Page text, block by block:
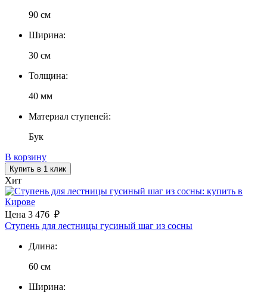
90 см
Ширина:
30 см
Толщина:
40 мм
Материал ступеней:
Бук
В корзину
Купить в 1 клик
Хит
Цена 3 476 ₽
Ступень для лестницы гусиный шаг из сосны
Длина:
60 см
Ширина: